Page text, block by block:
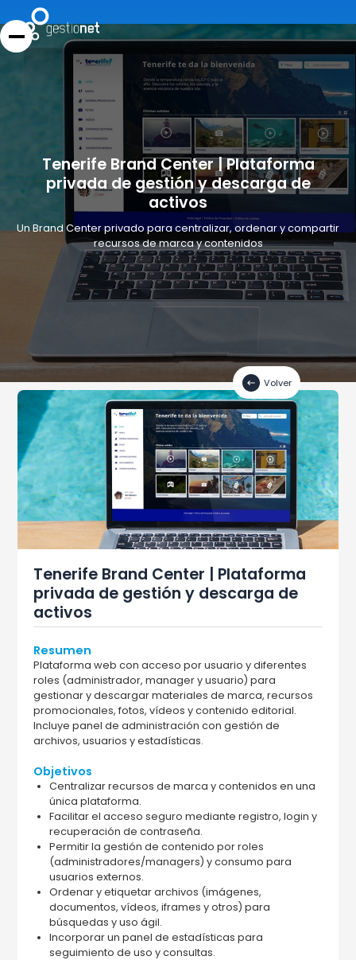
Tenerife Brand Center | Plataforma
privada de gestión y descarga de
activos
Un Brand Center privado para centralizar, ordenar y compartir
recursos de marca y contenidos
Volver
Tenerife Brand Center | Plataforma
privada de gestión y descarga de
activos
Resumen
Plataforma web con acceso por usuario y diferentes
roles (administrador, manager y usuario) para
gestionar y descargar materiales de marca, recursos
promocionales, fotos, vídeos y contenido editorial.
Incluye panel de administración con gestión de
archivos, usuarios y estadísticas.
Objetivos
Centralizar recursos de marca y contenidos en una
única plataforma.
Facilitar el acceso seguro mediante registro, login y
recuperación de contraseña.
Permitir la gestión de contenido por roles
(administradores/managers) y consumo para
usuarios externos.
Ordenar y etiquetar archivos (imágenes,
documentos, vídeos, iframes y otros) para
búsquedas y uso ágil.
Incorporar un panel de estadísticas para
seguimiento de uso y consultas.